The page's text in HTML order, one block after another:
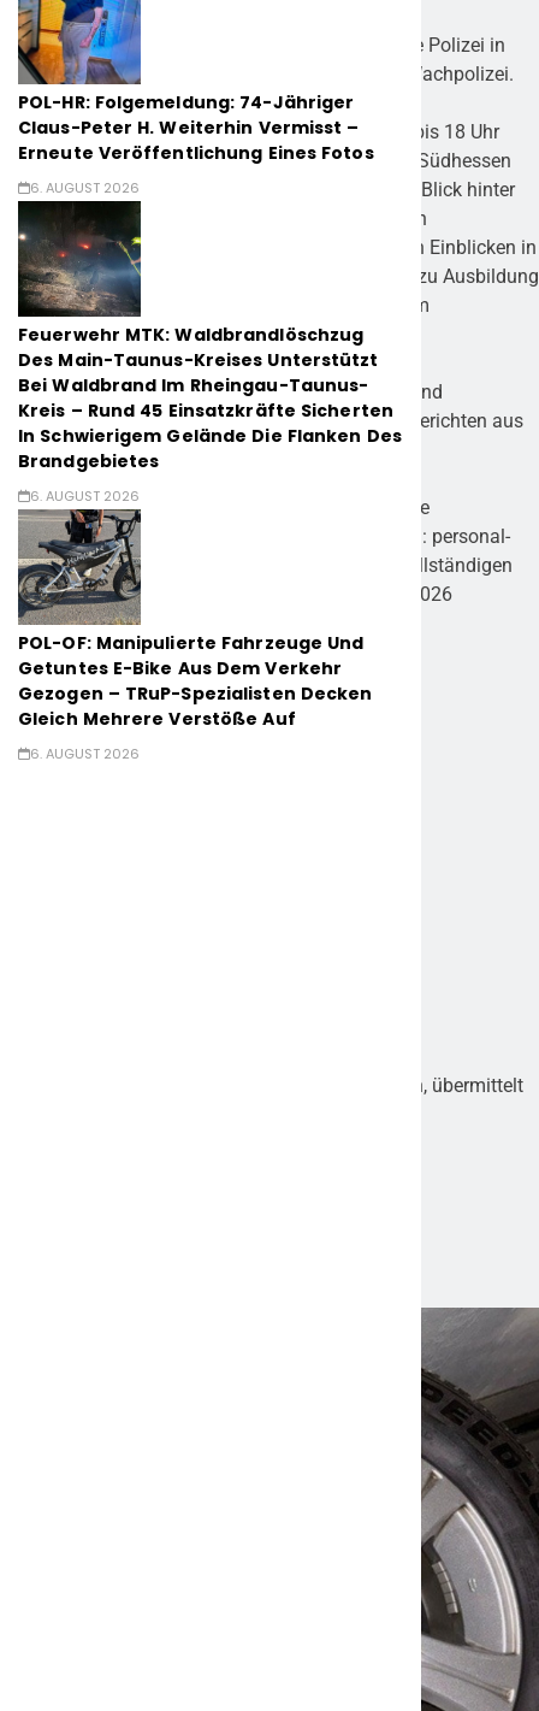
POL-HR: Folgemeldung: 74-Jähriger
Claus-Peter H. Weiterhin Vermisst –
Erneute Veröffentlichung Eines Fotos
6. AUGUST 2026
Feuerwehr MTK: Waldbrandlöschzug
Des Main-Taunus-Kreises Unterstützt
Bei Waldbrand Im Rheingau-Taunus-
Kreis – Rund 45 Einsatzkräfte Sicherten
In Schwierigem Gelände Die Flanken Des
Brandgebietes
6. AUGUST 2026
POL-OF: Manipulierte Fahrzeuge Und
Getuntes E-Bike Aus Dem Verkehr
Gezogen – TRuP-Spezialisten Decken
Gleich Mehrere Verstöße Auf
6. AUGUST 2026
möchten.
Zum Einstellungstermin 1. Oktober 2026 sucht die Polizei in
Südhessen engagierte Nachwuchskräfte für die Wachpolizei.
Interessierte können am Mittwoch (13.5.) von 16 bis 18 Uhr
beim Berufsinformationstag im Polizeipräsidium Südhessen
(Klappacher Straße 145, 64285 Darmstadt) einen Blick hinter
die Kulissen werfen. Dort erwartet die Besucher ein
abwechslungsreiches Programm. Von detaillierten Einblicken in
die vielfältigen Aufgaben über umfassende Infos zu Ausbildung
und Verdienst, bis hin zu praxisnahen Stationen im
Einsatztraining und Gewahrsam.
Als weiteres Highlight stehen Wachpolizistinnen und
Wachpolizisten persönlich für Fragen bereit und berichten aus
erster Hand von ihrem Berufsalltag.
Für die Teilnahme an der Infoveranstaltung ist eine
verbindliche, schriftliche Anmeldung per E-Mail an: personal-
v33.ppsh@polizei.hessen.de
unter Angabe des vollständigen
Namens und des Geburtsdatums bis zum 12.05.2026
erforderlich.
Rückfragen bitte an:
Original-Content von: Polizeipräsidium Südhessen, übermittelt